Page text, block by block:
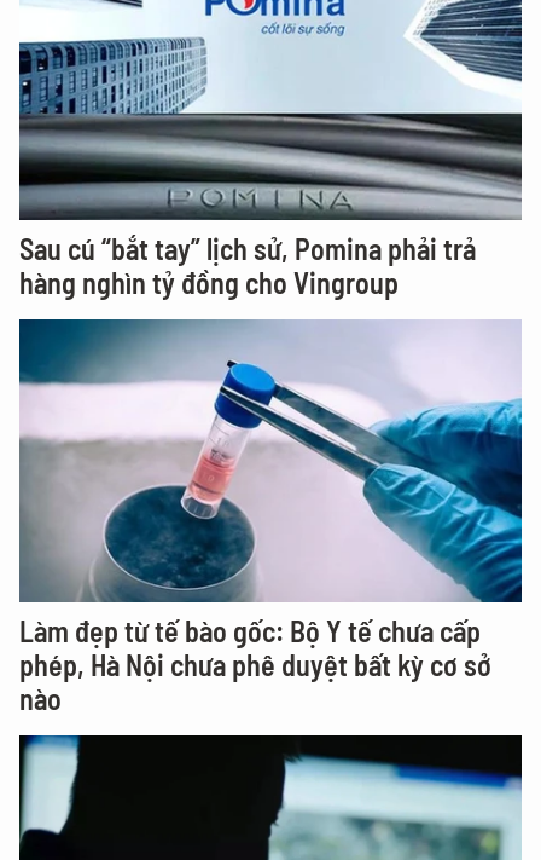
Sau cú “bắt tay” lịch sử, Pomina phải trả
hàng nghìn tỷ đồng cho Vingroup
Làm đẹp từ tế bào gốc: Bộ Y tế chưa cấp
phép, Hà Nội chưa phê duyệt bất kỳ cơ sở
nào